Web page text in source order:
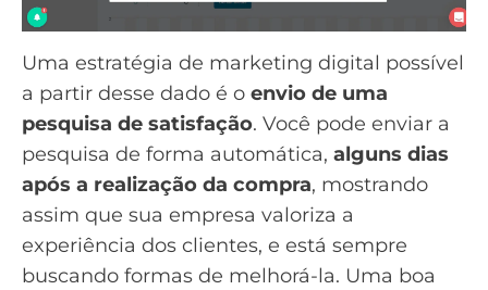
Uma estratégia de marketing digital possível
a partir desse dado é o envio de uma
pesquisa de satisfação. Você pode enviar a
pesquisa de forma automática, alguns dias
após a realização da compra, mostrando
assim que sua empresa valoriza a
experiência dos clientes, e está sempre
buscando formas de melhorá-la. Uma boa